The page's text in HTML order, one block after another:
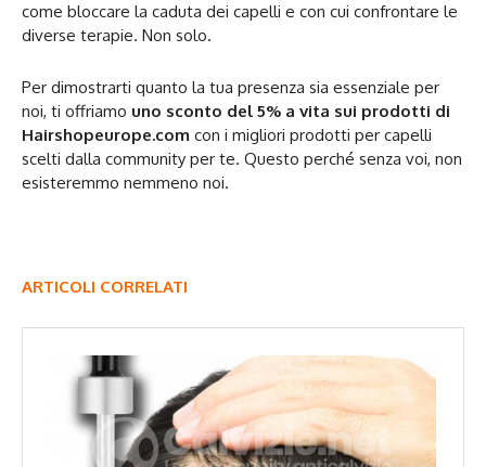
come bloccare la caduta dei capelli e con cui confrontare le
diverse terapie. Non solo.
Per dimostrarti quanto la tua presenza sia essenziale per
noi, ti offriamo uno sconto del 5% a vita sui prodotti di
Hairshopeurope.com con i migliori prodotti per capelli
scelti dalla community per te. Questo perché senza voi, non
esisteremmo nemmeno noi.
ARTICOLI CORRELATI